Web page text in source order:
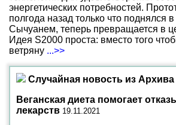
энергетических потребностей.
полгода назад только что поднялся
Сычуанем, теперь превращается в
Идея S2000 проста: вместо того
ветряну ...>>
Случайная новость из Архива
Веганская диета помогает
лекарств 19.11.2021